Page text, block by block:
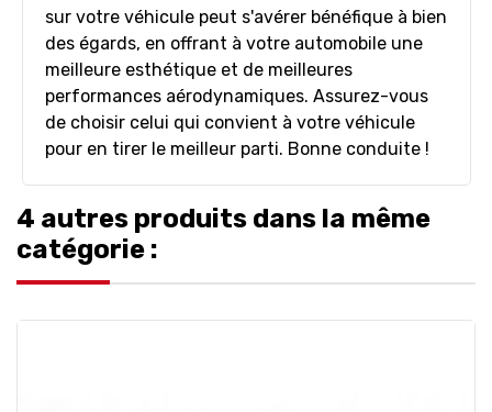
sur votre véhicule peut s'avérer bénéfique à bien
des égards, en offrant à votre automobile une
meilleure esthétique et de meilleures
performances aérodynamiques. Assurez-vous
de choisir celui qui convient à votre véhicule
pour en tirer le meilleur parti. Bonne conduite !
4 autres produits dans la même
catégorie :